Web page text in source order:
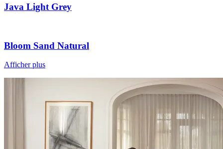
Java Light Grey
Bloom Sand Natural
Afficher plus